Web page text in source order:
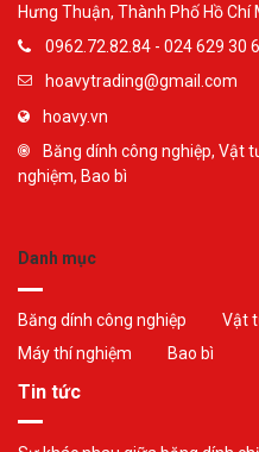
Hưng Thuận, Thành Phố Hồ Chí
0962.72.82.84 - 024 629 30
hoavytrading@gmail.com
hoavy.vn
Băng dính công nghiệp, Vật
nghiệm, Bao bì
Danh mục
Băng dính công nghiệp
Vật
Máy thí nghiệm
Bao bì
Tin tức